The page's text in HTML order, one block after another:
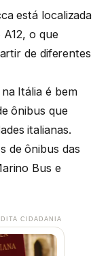
está localizada
A12, o que
de diferentes
Itália é bem
ônibus que
italianas.
de ônibus das
Bus e
CIDADANIA